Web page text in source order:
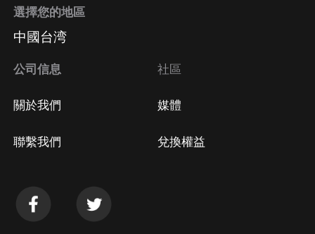
選擇您的地區
中國台湾
公司信息
關於我們
聯繫我們
社區
媒體
兌換權益